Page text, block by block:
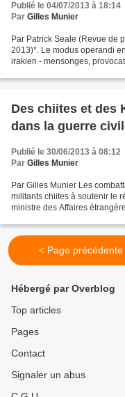
Publié le 04/07/2013 à 18:14
Par Gilles Munier
Par Patrick Seale (Revue de
2013)*. Le modus operandi
irakien - mensonges,
Des chiites et des
dans la guerre
Publié le 30/06/2013 à 08:12
Par Gilles Munier
Par Gilles Munier Les
militants chiites à soutenir le
ministre des Affaires
< Page précédente
Hébergé par Overblog
Top articles
Pages
Contact
Signaler un abus